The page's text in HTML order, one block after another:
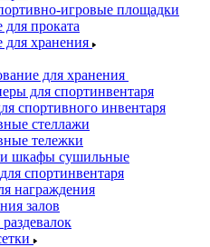
игровые площадки
проката
для хранения
для хранения
для спортинвентаря
спортивного инвентаря
стеллажи
тележки
шкафы сушильные
спортинвентаря
награждения
залов